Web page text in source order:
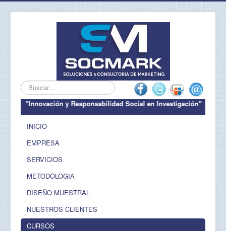
Buscar...
"Innovación y Responsabilidad Social en Investigación"
INICIO
EMPRESA
SERVICIOS
METODOLOGIA
DISEÑO MUESTRAL
NUESTROS CLIENTES
CURSOS